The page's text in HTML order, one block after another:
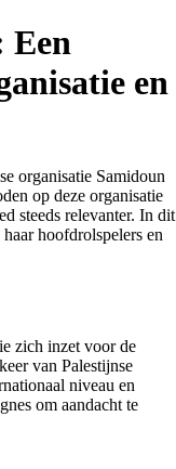
Een
en
organisatie Samidoun
op deze organisatie
steeds relevanter. In dit
hoofdrolspelers en
zich inzet voor de
van Palestijnse
niveau en
om aandacht te